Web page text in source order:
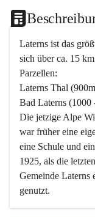
Laterns ist das
sich über ca. 15
Parzellen:
Laterns Thal
Bad Laterns (1000
Die jetzige Alpe
war früher eine
eine Schule und
1925, als die
Gemeinde Laterns
genutzt.